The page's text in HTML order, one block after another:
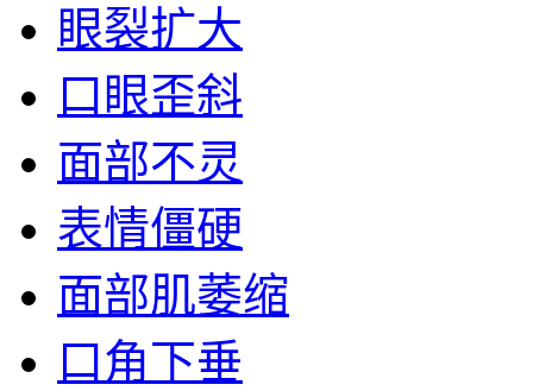
眼裂扩大
口眼歪斜
面部不灵
表情僵硬
面部肌萎缩
口角下垂